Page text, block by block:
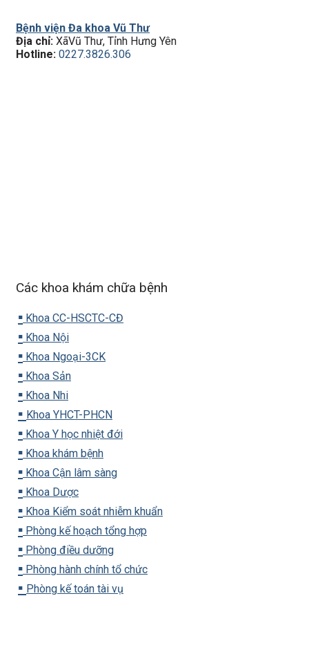
Bệnh viện Đa khoa Vũ Thư
Địa chỉ: XãVũ Thư, Tỉnh Hưng Yên
Hotline: 0227.3826.306
Các khoa khám chữa bệnh
▪️ Khoa CC-HSCTC-CĐ
▪️ Khoa Nội
▪️ Khoa Ngoại-3CK
▪️ Khoa Sản
▪️ Khoa Nhi
▪️ Khoa YHCT-PHCN
▪️ Khoa Y học nhiệt đới
▪️ Khoa khám bệnh
▪️ Khoa Cận lâm sàng
▪️ Khoa Dược
▪️ Khoa Kiểm soát nhiễm khuẩn
▪️ Phòng kế hoạch tổng hợp
▪️ Phòng điều dưỡng
▪️ Phòng hành chính tổ chức
▪️ Phòng kế toán tài vụ